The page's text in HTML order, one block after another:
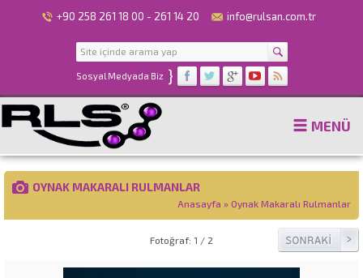
+90 258 261 18 00 - 261 14 20 info@rulsan.com.tr
Sosyal Medyada Biz }
MENÜ
OYNAK MAKARALI RULMANLAR
Anasayfa » Oynak Makaralı Rulmanlar
Fotoğraf: 1 / 2